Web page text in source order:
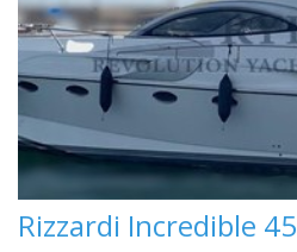
Rizzardi Incredible 45